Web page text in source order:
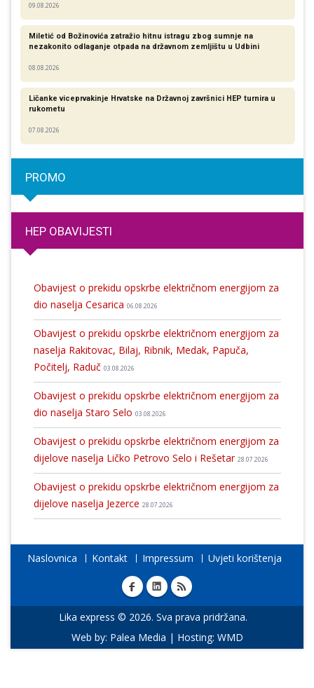
09.08.2026
Miletić od Božinovića zatražio hitnu istragu zbog sumnje na
nezakonito odlaganje otpada na državnom zemljištu u Udbini
08.08.2026
Ličanke viceprvakinje Hrvatske na Državnoj završnici HEP turnira u
rukometu
07.08.2026
PROMO
HEP OBAVIJESTI
Obavijest o prekidu opskrbe električnom energijom za
dio naselja Cesarica 06.08.2026
Obavijest o prekidu opskrbe električnom energijom za
naselja Rakitovac, Bilaj, Ribnik, Medak, Papuča,
Počitelj, Raduč 03.08.2026
Obavijest o prekidu opskrbe električnom energijom za
dio naselja Staro Selo 03.08.2026
Obavijest o prekidu opskrbe električnom energijom za
dijelove naselja Ličko Petrovo Selo i Rešetar 28.07.2026
Obavijest o prekidu opskrbe električnom energijom za
dijelove naselja Jezerce 28.07.2026
Naslovnica Kontakt Impressum Uvjeti korištenja
Lika express © 2026. Sva prava pridržana.
Web by: Palea Media | Hosting: WMD